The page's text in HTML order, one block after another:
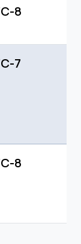
8
7
8